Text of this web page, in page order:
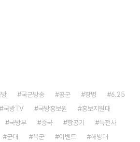
방 국군방송 공군 장병
6.25
국방TV 국방홍보원
홍보지원대
국방부 중국 항공기
특전사
군대 육군 이벤트
해병대